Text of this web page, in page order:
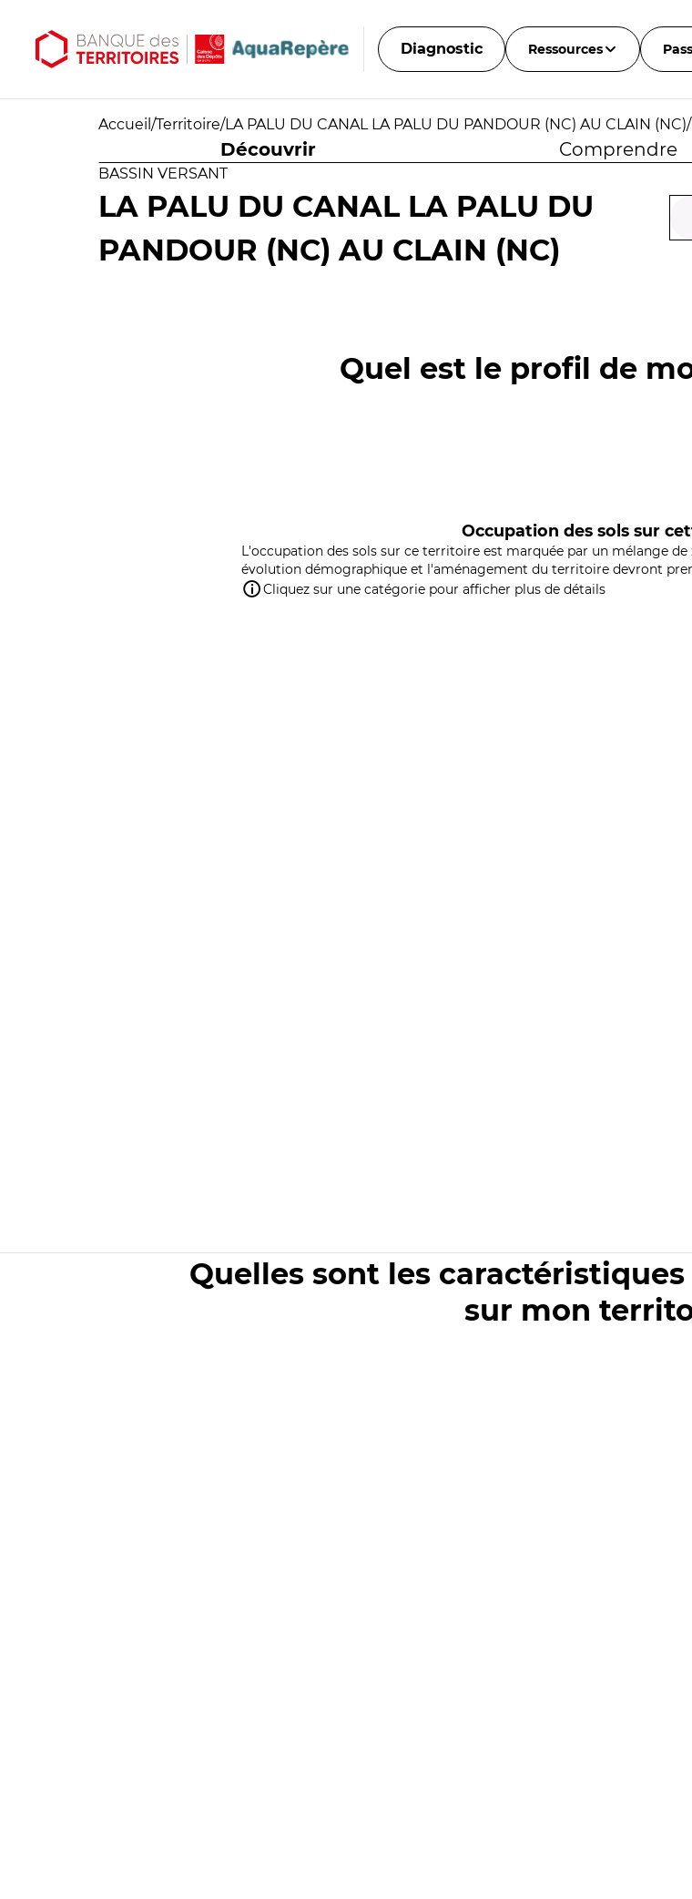
Diagnostic Ressources
Accueil /Territoire/LA PALU DU CANAL LA PALU DU PANDOUR (NC) AU CLAIN (NC)/
Découvrir Comprendre
BASSIN VERSANT
LA PALU DU CANAL LA PALU DU
PANDOUR (NC) AU CLAIN (NC)
Quel est le profil de
Occupation des sols sur
L'occupation des sols sur ce territoire est marquée par un mélange
évolution démographique et l'aménagement du territoire devront
Cliquez sur une catégorie pour afficher plus de détails
Quelles sont les
sur mon